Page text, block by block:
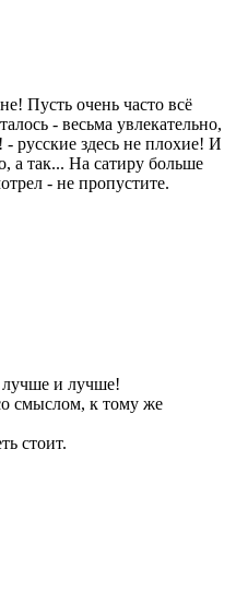
Пусть очень часто всё
- весьма увлекательно,
русские здесь не плохие! И
а так... На сатиру больше
- не пропустите.
лучше и лучше!
смыслом, к тому же
стоит.